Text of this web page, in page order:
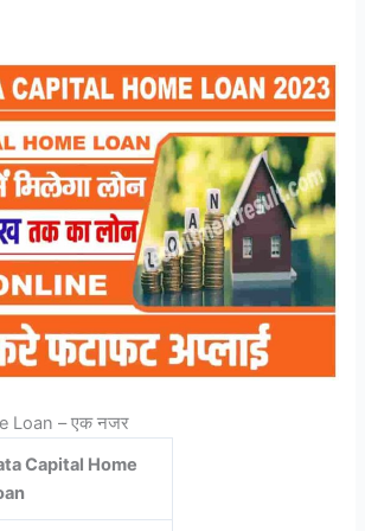
Loan – एक नजर
Capital Home